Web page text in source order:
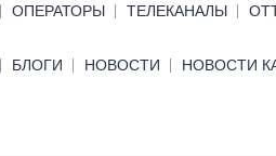
ОПЕРАТОРЫ ТЕЛЕКАНАЛЫ
bottom
БЛОГИ НОВОСТИ НОВОСТИ